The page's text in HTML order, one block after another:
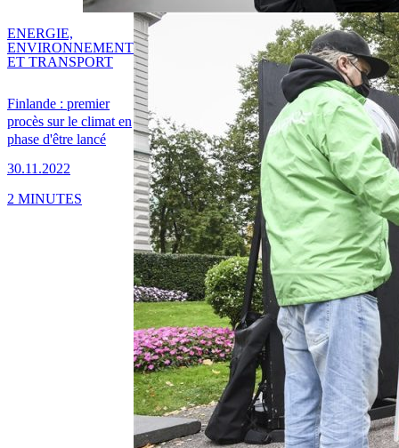
Finlande : premier
procès sur le climat en
phase d'être lancé
30.11.2022
ENERGIE,
ENVIRONNEMENT
ET TRANSPORT
2 MINUTES